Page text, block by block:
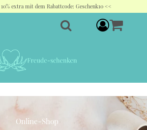
extra mit dem Rabattcode: Geschenk10 <<
Online-Shop